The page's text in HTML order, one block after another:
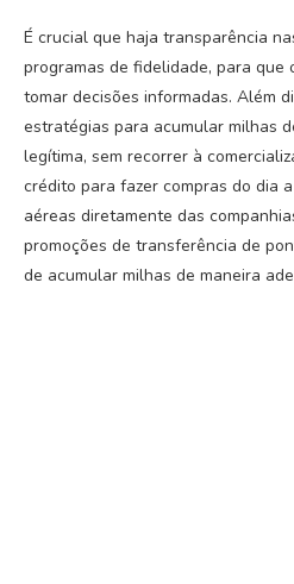
É crucial que haja transparência
programas de fidelidade, para que
tomar decisões informadas. Além
estratégias para acumular milhas
legítima, sem recorrer à
crédito para fazer compras do dia
aéreas diretamente das
promoções de transferência de
de acumular milhas de maneira